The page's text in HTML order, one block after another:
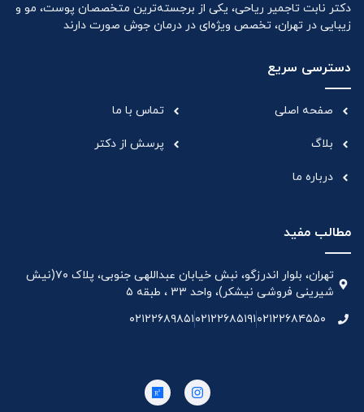
دکتر نابت تاجمیر ریاحی، یکی از برجسته‌ترین متخصصان پوست، مو و
زیبایی در تهران، تخصص ویژه‌ای در درمان جوش صورت دارند
دسترسی سریع
صفحه اصلی
بلاگ
درباره ما
تماس با ما
پرسش از دکتر
مطالب مفید
تهران، بلوار اندرزگو، نبش خیابان عبداللهی جنوبی، پلاک ۷۰(نیش
شیرینی فروشی نیشکر)، واحد ۳۳ ، طبقه ۵
۰۲۱۲۲۶۸۴۵۵۰۰۲۱۲۲۶۸۵۱۹۱۰۲۱۲۲۶۸۹۸۵۱